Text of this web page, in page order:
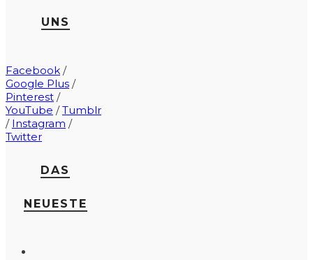
UNS
Facebook /
Google Plus /
Pinterest /
YouTube /Tumblr
/ Instagram /
Twitter
DAS
NEUESTE